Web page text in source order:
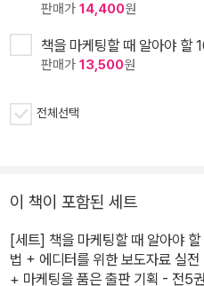
판매가 14,400원
책을 마케팅할 때 알아야 할
판매가 13,500원
전체선택
이 책이 포함된 세트
[세트] 책을 마케팅할 때 알아야
법 + 에디터를 위한 보도자료 실
+ 마케팅을 품은 출판 기획 - 전5권